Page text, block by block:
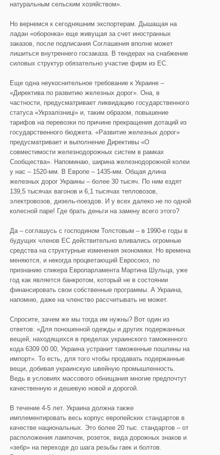
натуральным сельским хозяйством».
Но вернемся к сегодняшним экспортерам. Дышащая на
ладан «оборонка» еще живущая за счет иностранных
заказов, после подписания Соглашения вполне может
лишиться внутреннего госзаказа. В тендерах на снабжение
силовых структур обязательно участие фирм из ЕС.
Еще одна неукоснительное требование к Украине –
«Директива по развитию железных дорог». Она, в
частности, предусматривает ликвидацию государственного
статуса «Укрзалізниці» и, таким образом, повышение
тарифов на перевозки по причине прекращения дотаций из
государственного бюджета. «Развитие железных дорог»
предусматривает и выполнение Директивы «О
совместимости железнодорожных систем в рамках
Сообщества». Напоминаю, ширина железнодорожной колеи
у нас – 1520-мм. В Европе – 1435-мм. Общая длина
железных дорог Украины – более 30 тысяч. По ним ездят
139,5 тысячах вагонов и 6,1 тысячах тепловозов,
электровозов, дизель-поездов. И у всех далеко не по одной
колесной паре! Где брать деньги на замену всего этого?
Да – соглашусь с господином Толстовым – в 1990-е годы в
будущих членов ЕС действительно вливались огромные
средства на структурные изменения экономики. Но времена
меняются, и некогда процветающий Евросоюз, по
признанию спикера Европарламента Мартина Шульца, уже
год как является банкротом, который не в состоянии
финансировать свои собственные программы. А Украина,
напомню, даже на членство рассчитывать не может.
Спросите, зачем же мы тогда им нужны? Вот один из
ответов: «Для поношенной одежды и других подержанных
вещей, находящихся в пределах украинского таможенного
кода 6309 00 00, Украина устранит таможенные пошлины на
импорт». То есть, для того чтобы продавать подержанные
вещи, добивая украинскую швейную промышленность.
Ведь в условиях массового обнищания многие предпочтут
качественную и дешевую новой и дорогой.
В течение 4-5 лет. Украина должна также
имплементировать весь корпус европейских стандартов в
качестве национальных. Это более 20 тыс. стандартов – от
расположения лампочек, розеток, вида дорожных знаков и
«зебр» на переходе до шага резьбы гаек и болтов.